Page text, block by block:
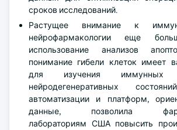
сроков исследований.
Растущее внимание к
нейрофармакологии еще
использование анализов
понимание гибели клеток имеет
для изучения
нейродегенеративных
автоматизации и платформ,
данные, позволила
лабораториям США повысить